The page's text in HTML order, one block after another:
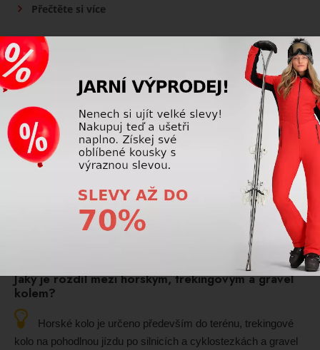
Přečtěte si více
Jízdní kola
Jsou bezdušové pláště kol lepší než klasické duše?
Bezdušové pláště nabízejí nižší riziko defektů, lepší
přilnavost a možnost jezdit s nižším tlakem. Klasické pláště s
duší jsou však jednodušší na údržbu, levnější a pro mnoho
rekreačních cyklistů stále představují velmi dobrou volbu.
Přečtěte si více
Jaký je rozdíl mezi horským, trekingovým a gravel
kolem?
Horské kolo je určeno především do terénu, trekingové
kolo na pohodlnou jízdu po silnicích a cyklostezkách a gravel